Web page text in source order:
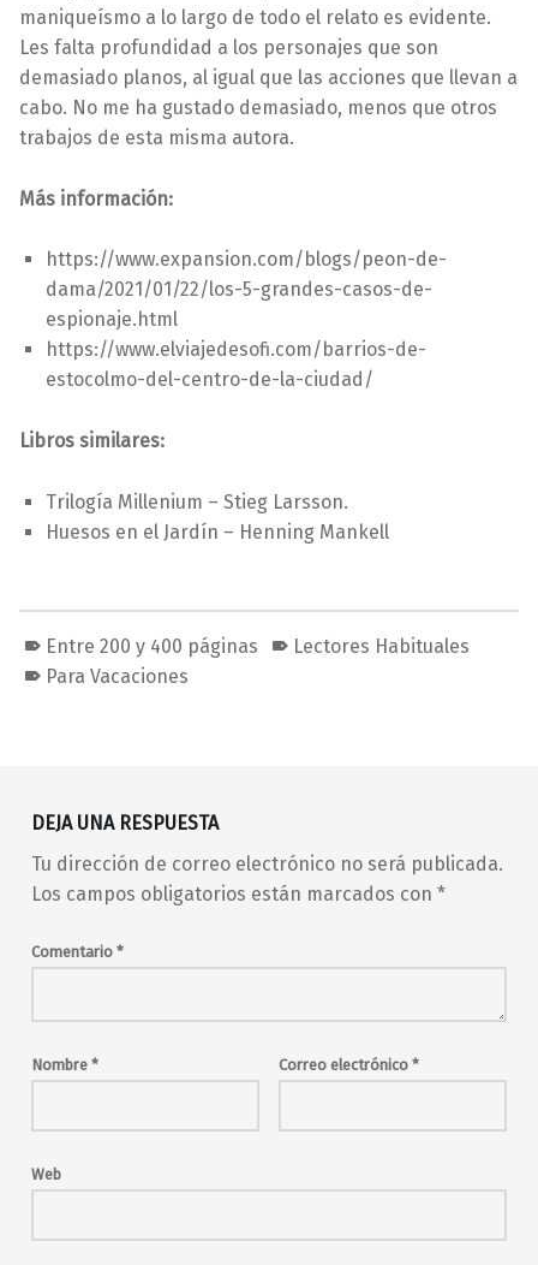
maniqueísmo a lo largo de todo el relato es evidente.
Les falta profundidad a los personajes que son
demasiado planos, al igual que las acciones que llevan a
cabo. No me ha gustado demasiado, menos que otros
trabajos de esta misma autora.
Más información:
https://www.expansion.com/blogs/peon-de-
dama/2021/01/22/los-5-grandes-casos-de-
espionaje.html
https://www.elviajedesofi.com/barrios-de-
estocolmo-del-centro-de-la-ciudad/
Libros similares:
Trilogía Millenium – Stieg Larsson.
Huesos en el Jardín – Henning Mankell
Entre 200 y 400 páginas
Lectores Habituales
Para Vacaciones
DEJA UNA RESPUESTA
Tu dirección de correo electrónico no será publicada.
Los campos obligatorios están marcados con *
Comentario *
Nombre * Correo electrónico *
Web